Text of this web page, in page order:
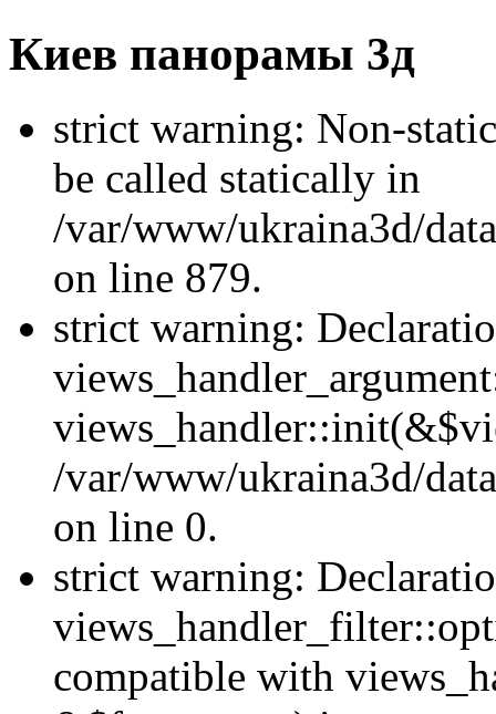
Киев панорамы 3д
strict warning: Non-
be called statically in
/var/www/ukraina3d/
on line 879.
strict warning:
/var/www/ukraina3d/
on line 0.
strict warning:
compatible with